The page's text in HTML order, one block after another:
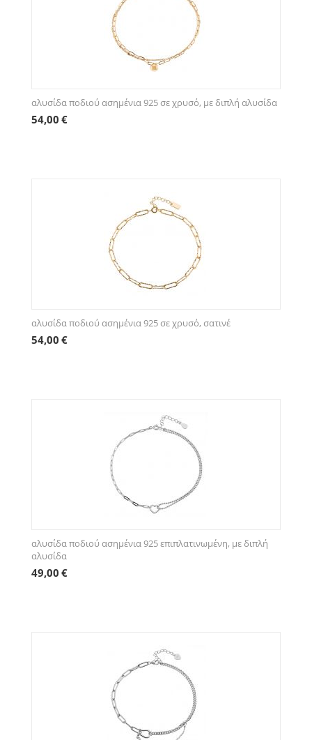
αλυσίδα ποδιού ασημένια 925 σε χρυσό, με διπλή αλυσίδα
54,00 €
αλυσίδα ποδιού ασημένια 925 σε χρυσό, σατινέ
54,00 €
αλυσίδα ποδιού ασημένια 925 επιπλατινωμένη, με διπλή
αλυσίδα
49,00 €